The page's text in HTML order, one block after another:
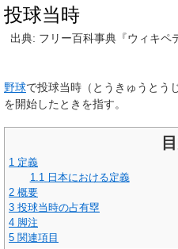
投球当時
出典: フリー百科事典『ウィキ
野球で投球当時 （とうきゅうとう
を開始したときを指す。
1 定義
1.1 日本における定義
2 概要
3 投球当時の占有塁
4 脚注
5 関連項目